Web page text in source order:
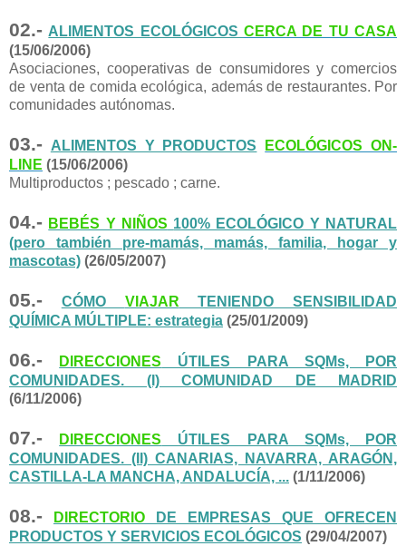
02.- ALIMENTOS ECOLÓGICOSCERCA DE TU CASA
(15/06/2006)
Asociaciones, cooperativas de consumidores y comercios
de venta de comida ecológica, además de restaurantes. Por
comunidades autónomas.
03.- ALIMENTOS Y PRODUCTOS
ECOLÓGICOS ON-
LINE (15/06/2006)
Multiproductos ; pescado ; carne.
04.- BEBÉS Y NIÑOS 100% ECOLÓGICO Y NATURAL
(pero también pre-mamás, mamás, familia, hogar y
mascotas) (26/05/2007)
05.- CÓMO VIAJAR TENIENDO SENSIBILIDAD
QUÍMICA MÚLTIPLE: estrategia (25/01/2009)
06.- DIRECCIONES ÚTILES PARA SQMs, POR
COMUNIDADES. (I) COMUNIDAD DE MADRID
(6/11/2006)
07.- DIRECCIONES ÚTILES PARA SQMs, POR
COMUNIDADES. (II) CANARIAS, NAVARRA, ARAGÓN,
CASTILLA-LA MANCHA, ANDALUCÍA, ... (1/11/2006)
08.- DIRECTORIO
DE EMPRESAS QUE OFRECEN
PRODUCTOS Y SERVICIOS ECOLÓGICOS (29/04/2007)